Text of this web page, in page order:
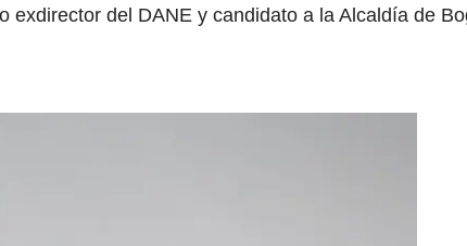
exdirector del DANE y candidato a la Alcaldía de